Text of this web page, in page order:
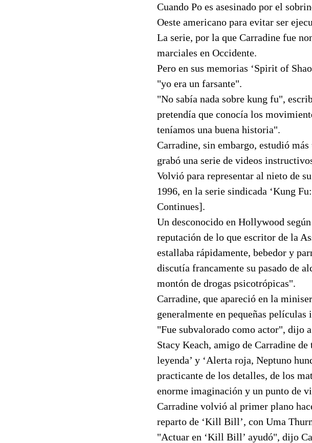
Cuando Po es asesinado por el
Oeste americano para evitar ser
La serie, por la que Carradine fue
marciales en Occidente.
Pero en sus memorias ‘Spirit of
"yo era un farsante".
"No sabía nada sobre kung fu",
pretendía que conocía los
teníamos una buena historia".
Carradine, sin embargo, estudió
grabó una serie de videos
Volvió para representar al nieto de
1996, en la serie sindicada ‘Kung
Continues].
Un desconocido en Hollywood
reputación de lo que escritor de la
estallaba rápidamente, bebedor y
discutía francamente su pasado de
montón de drogas psicotrópicas".
Carradine, que apareció en la
generalmente en pequeñas
"Fue subvalorado como actor", dijo
Stacy Keach, amigo de Carradine
leyenda’ y ‘Alerta roja, Neptuno
practicante de los detalles, de los
enorme imaginación y un punto de
Carradine volvió al primer plano
reparto de ‘Kill Bill’, con Uma
"Actuar en ‘Kill Bill’ ayudó", dijo